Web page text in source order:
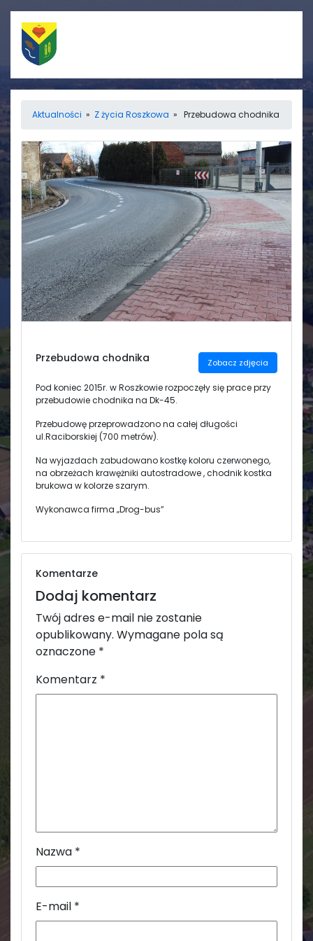
Straż Pożarna
Ośrodek zdrowia
Koło gospodyń
wiejskich
Rada sołecka
Informacje
Aktualności
Galerie
Aktualności » Z życia Roszkowa » Przebudowa chodnika
Przebudowa chodnika Zobacz zdjęcia
Pod koniec 2015r. w Roszkowie rozpoczęły się prace przy
przebudowie chodnika na Dk-45.
Przebudowę przeprowadzono na całej długości
ul.Raciborskiej (700 metrów).
Na wyjazdach zabudowano kostkę koloru czerwonego,
na obrzeżach krawężniki autostradowe , chodnik kostka
brukowa w kolorze szarym.
Wykonawca firma „Drog-bus”
Komentarze
Dodaj komentarz
Twój adres e-mail nie zostanie
opublikowany. Wymagane pola są
oznaczone *
Komentarz *
Nazwa *
E-mail *